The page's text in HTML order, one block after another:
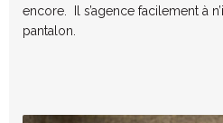
encore. Il s’agence facilement à
pantalon.